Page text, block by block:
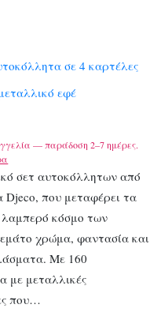
σε 4 καρτέλες
εφέ
— παράδοση 2–7 ημέρες.
σετ αυτοκόλλητων από
Djeco, που μεταφέρει τα
λαμπερό κόσμο των
χρώμα, φαντασία και
Με 160
με μεταλλικές
που…